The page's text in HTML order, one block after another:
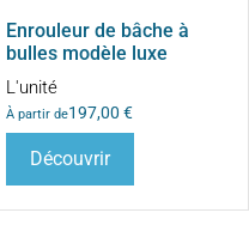
Enrouleur de bâche à
bulles modèle luxe
L'unité
À partir de197,00 €
Découvrir